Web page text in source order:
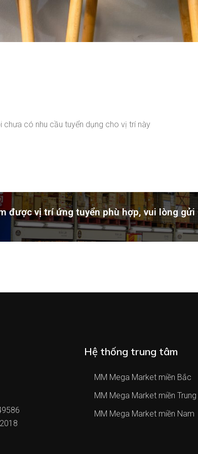
chưa có nhu cầu tuyển dụng cho vị trí này
được vị trí ứng tuyển phù hợp, vui lòng
Hệ thống trung tâm
MM Mega Market miền Bắc
MM Mega Market miền Trung
MM Mega Market miền Nam